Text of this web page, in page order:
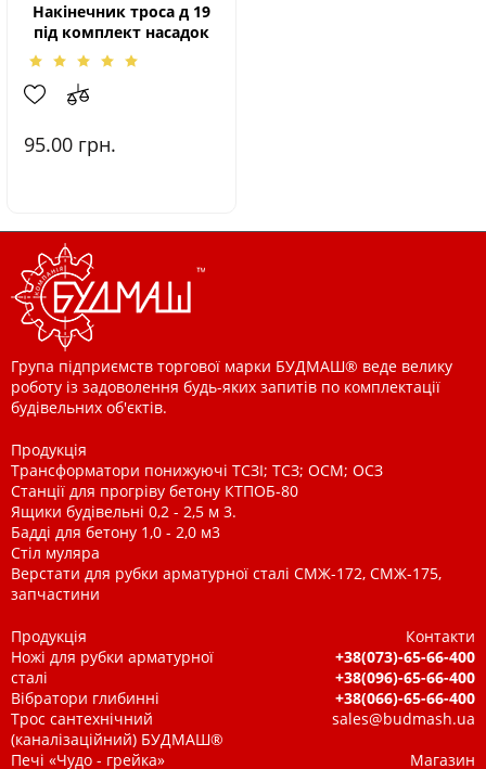
Накінечник троса д 19
під комплект насадок
95.00 грн.
Група підприємств торгової марки БУДМАШ® веде велику
роботу із задоволення будь-яких запитів по комплектації
будівельних об'єктів.
Продукція
Трансформатори понижуючі ТСЗІ; ТСЗ; ОСМ; ОСЗ
Станції для прогріву бетону КТПОБ-80
Ящики будівельні 0,2 - 2,5 м 3.
Бадді для бетону 1,0 - 2,0 м3
Стіл муляра
Верстати для рубки арматурної сталі СМЖ-172, СМЖ-175,
запчастини
Продукція
Ножі для рубки арматурної
сталі
Вібратори глибинні
Трос сантехнічний
(каналізаційний) БУДМАШ®
Печі «Чудо - грейка»
Контакти
+38(073)-65-66-400
+38(096)-65-66-400
+38(066)-65-66-400
sales@budmash.ua
Магазин